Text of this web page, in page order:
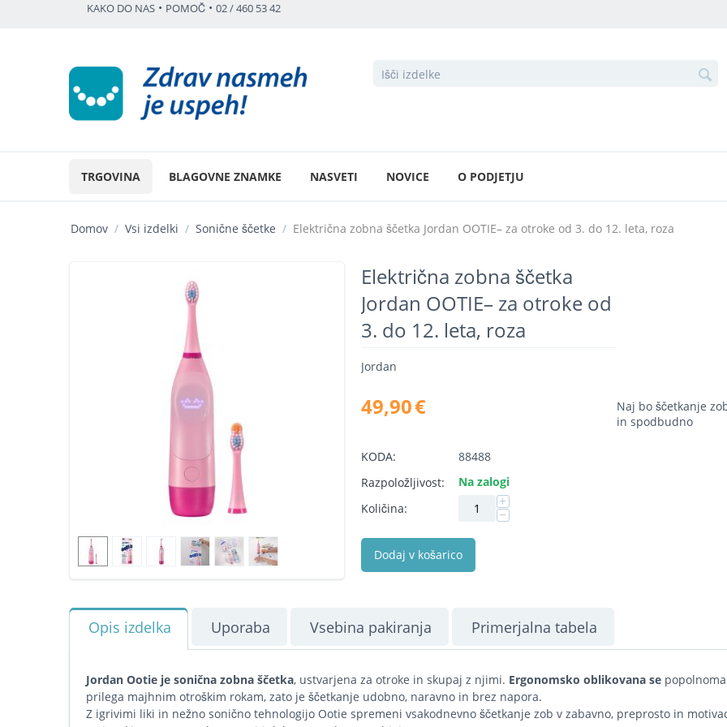
KAKO DO NAS • POMOČ • 02 / 460 53 42
TRGOVINA BLAGOVNE ZNAMKE NASVETI NOVICE O PODJETJU
Domov / Vsi izdelki / Sonične ščetke / Električna zobna ščetka Jordan OOTIE– za otroke od 3. do 12. leta, roza
Električna zobna ščetka
Jordan OOTIE– za otroke od
3. do 12. leta, roza
Jordan
Naj bo ščetkanje
in spodbudno
49,90€
KODA:
88488
Razpoložljivost:
Na zalogi
Količina:
+
−
Dodaj v košarico
Opis izdelka Uporaba Vsebina pakiranja Primerjalna tabela
Jordan Ootie je sonična zobna ščetka, ustvarjena za otroke in skupaj z njimi. Ergonomsko oblikovana se popolnoma
prilega majhnim otroškim rokam, zato je ščetkanje udobno, naravno in brez napora.
Z igrivimi liki in nežno sonično tehnologijo Ootie spremeni vsakodnevno ščetkanje zob v zabavno, preprosto in